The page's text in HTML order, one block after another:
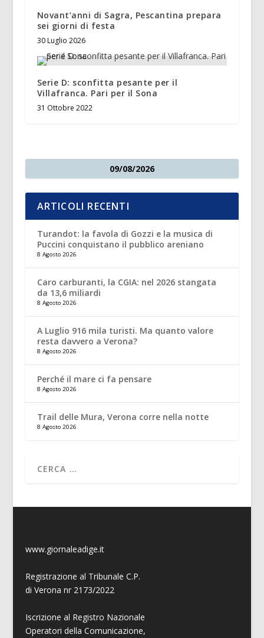
Novant’anni di Sagra, Pescantina prepara
sei giorni di festa
30 Luglio 2026
Serie D: sconfitta pesante per il
Villafranca. Pari per il Sona
31 Ottobre 2022
09/08/2026
ARTICOLI RECENTI
Turandot: la favola di Gozzi e la musica di
Puccini conquistano il pubblico areniano
8 Agosto 2026
Caro carburanti, la CGIA: nel 2026 stangata
da 13,6 miliardi
8 Agosto 2026
A Luglio 916 mila turisti. Ma quanto valore
resta davvero a Verona?
8 Agosto 2026
Perché il mare ci fa pensare
8 Agosto 2026
Trail delle Mura, Verona corre nella notte
8 Agosto 2026
www.giornaleadige.it
Registrazione al Tribunale C.P.
di Verona nr 2173/2022
Iscrizione al Registro Nazionale
Operatori della Comunicazione,